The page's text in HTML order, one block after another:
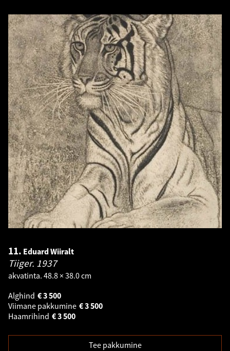
11. Eduard Wiiralt
Tiiger. 1937
akvatinta. 48.8 × 38.0 cm
Alghind
3 500
€
Viimane pakkumine
3 500
€
Haamrihind
3 500
€
Tee pakkumine